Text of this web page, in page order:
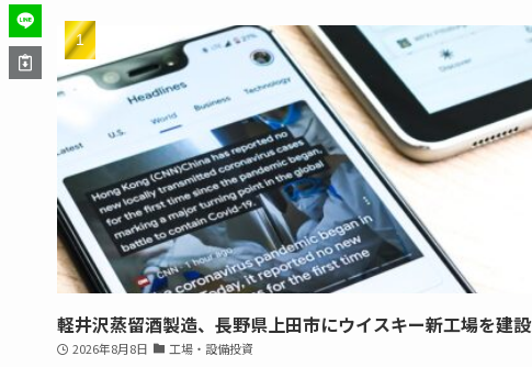
軽井沢蒸留酒製造、長野県上田市にウイスキー新工場を建設
2026年8月8日 工場・設備投資